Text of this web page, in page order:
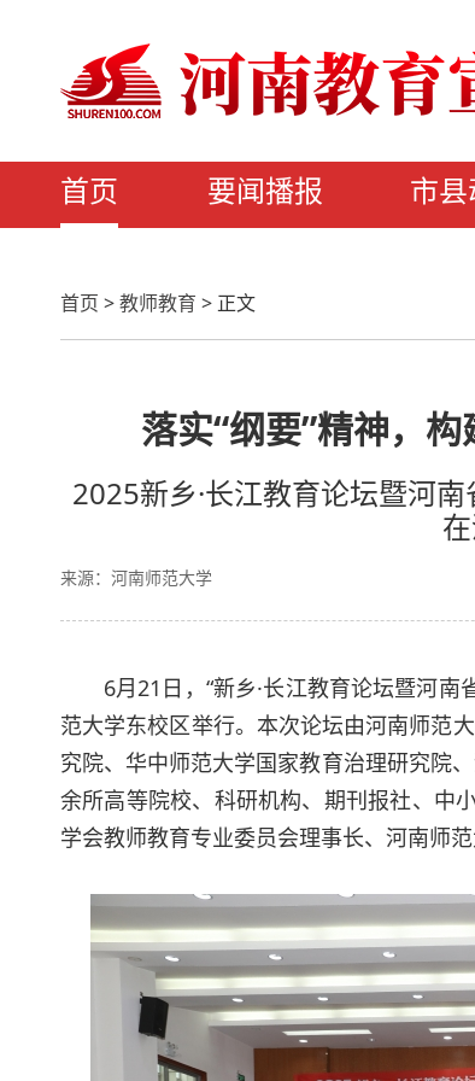
首页 要闻播报 市县
首页 >教师教育 > 正文
落实“纲要”精神，
2025新乡·长江教育论坛暨河
来源：河南师范大学
6月21日，“新乡·长江教育论坛暨河
范大学东校区举行。本次论坛由河南师范
究院、华中师范大学国家教育治理研究院
余所高等院校、科研机构、期刊报社、中
学会教师教育专业委员会理事长、 河南师